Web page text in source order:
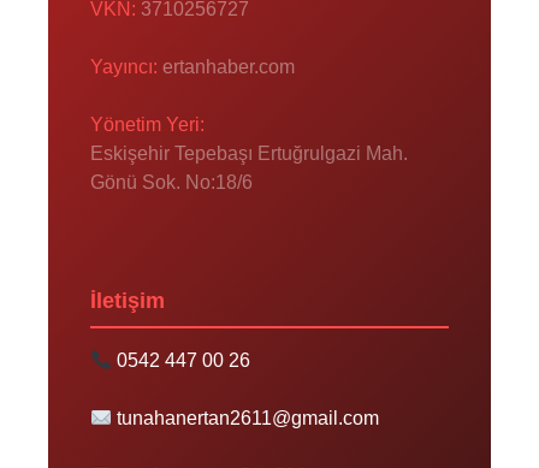
VKN: 3710256727
Yayıncı: ertanhaber.com
Yönetim Yeri:
Eskişehir Tepebaşı Ertuğrulgazi Mah.
Gönü Sok. No:18/6
İletişim
0542 447 00 26
tunahanertan2611@gmail.com